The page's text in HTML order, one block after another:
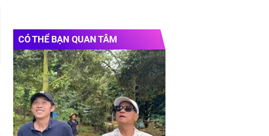
CÓ THỂ BẠN QUAN TÂM